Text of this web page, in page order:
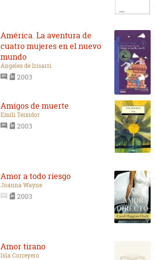
América. La aventura de
cuatro mujeres en el nuevo
mundo
Ángeles de Irisarri
2003
Amigos de muerte
Emili Teixidor
2003
Amor a todo riesgo
Joanna Wayne
2003
Amor tirano
Isla Correyero